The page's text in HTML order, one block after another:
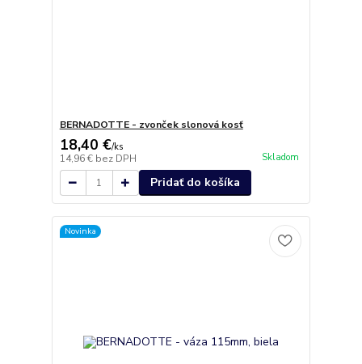
BERNADOTTE - zvonček slonová kosť
18,40 €/ks
14,96 € bez DPH Skladom
Pridať do košíka
Novinka